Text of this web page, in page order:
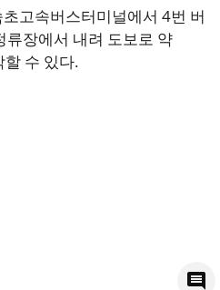
고속버스터미널에서 4번 버
류장에서 내려 도보로 약
수 있다.